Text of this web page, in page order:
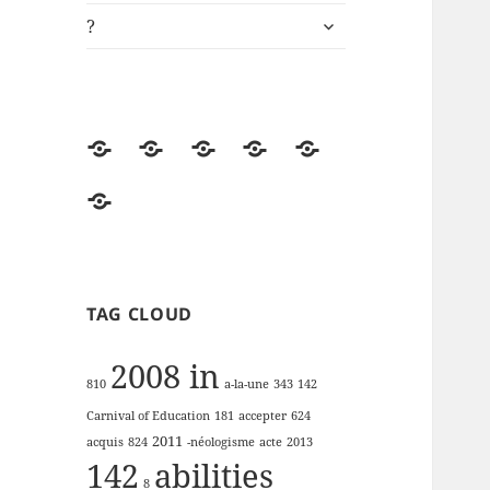
?
ouvrir
AccueilUnivers
ki-
DémosEngagements
?
TAG CLOUD
810 2008 in a-la-une 343 142
Carnival of Education 181 accepter 624
acquis 824 2011 -néologisme acte 2013
142 8 abilities